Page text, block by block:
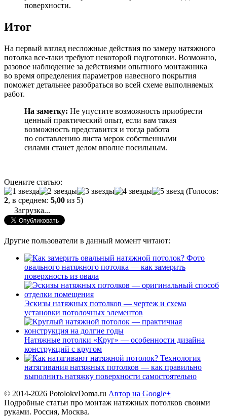
поверхности.
Итог
На первый взгляд несложные действия по замеру натяжного
потолка все-таки требуют некоторой подготовки. Возможно,
разовое наблюдение за действиями опытного монтажника
во время определения параметров навесного покрытия
поможет детальнее разобраться во всей схеме выполняемых
работ.
На заметку: Не упустите возможность приобрести
ценный практический опыт, если вам такая
возможность представится и тогда работа
по составлению листа мерок собственными
силами станет делом вполне посильным.
Оцените статью:
(Голосов:
2, в среднем: 5,00 из 5)
Загрузка...
Другие пользователи в данный момент читают:
Фото
овального натяжного потолка — как замерить
поверхность из овала
Эскизы натяжных потолков — чертеж и схема
установки потолочных элементов
Натяжные потолки «Круг» — особенности дизайна
конструкций с кругом
Технология
натягивания натяжных потолков — как правильно
выполнить натяжку поверхности самостоятельно
© 2014-2026 PotolokvDoma.ru Автор на Google+
Подробные статьи про монтаж натяжных потолков своими
руками. Россия, Москва.